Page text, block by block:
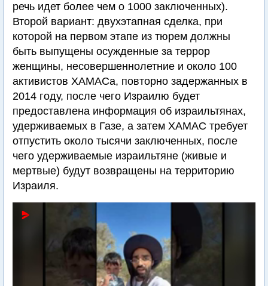
речь идет более чем о 1000 заключенных).
Второй вариант: двухэтапная сделка, при
которой на первом этапе из тюрем должны
быть выпущены осужденные за террор
женщины, несовершеннолетние и около 100
активистов ХАМАСа, повторно задержанных в
2014 году, после чего Израилю будет
предоставлена информация об израильтянах,
удерживаемых в Газе, а затем ХАМАС требует
отпустить около тысячи заключенных, после
чего удерживаемые израильтяне (живые и
мертвые) будут возвращены на территорию
Израиля.